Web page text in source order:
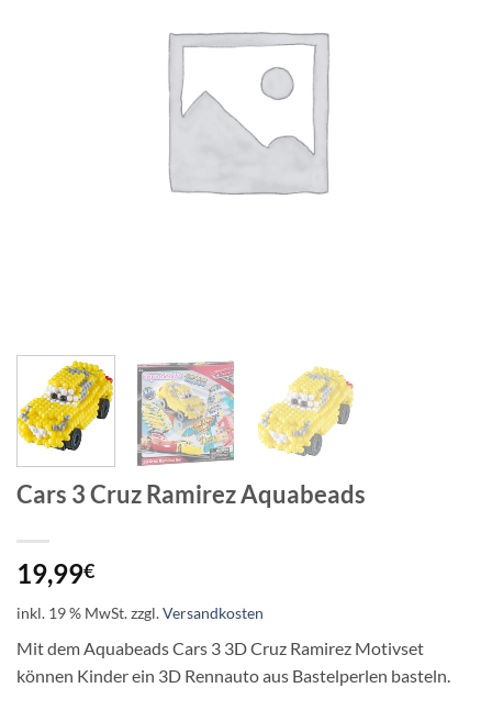
Cars 3 Cruz Ramirez Aquabeads
19,99€
inkl. 19 % MwSt.zzgl.Versandkosten
Mit dem Aquabeads Cars 3 3D Cruz Ramirez Motivset
können Kinder ein 3D Rennauto aus Bastelperlen basteln.